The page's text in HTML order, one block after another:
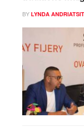
BY LYNDA